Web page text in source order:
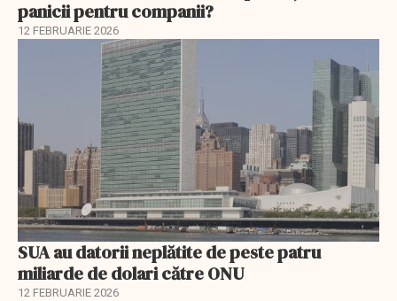
panicii pentru companii?
12 FEBRUARIE 2026
SUA au datorii neplătite de peste patru
miliarde de dolari către ONU
12 FEBRUARIE 2026